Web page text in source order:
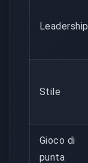
Leadership
Stile
Gioco di
punta